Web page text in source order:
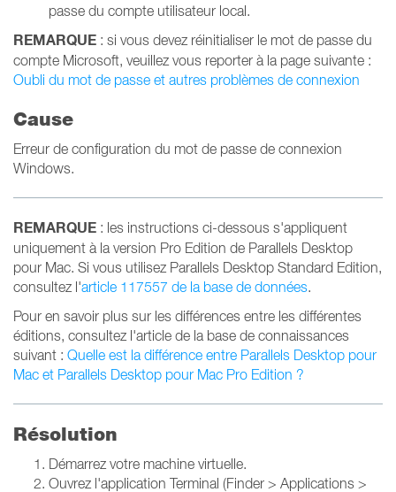
passe du compte utilisateur local.
REMARQUE : si vous devez réinitialiser le mot de passe du
compte Microsoft, veuillez vous reporter à la page suivante :
Oubli du mot de passe et autres problèmes de connexion
Cause
Erreur de configuration du mot de passe de connexion
Windows.
REMARQUE : les instructions ci-dessous s'appliquent
uniquement à la version Pro Edition de Parallels Desktop
pour Mac. Si vous utilisez Parallels Desktop Standard Edition,
consultez l'article 117557 de la base de données.
Pour en savoir plus sur les différences entre les différentes
éditions, consultez l'article de la base de connaissances
suivant : Quelle est la différence entre Parallels Desktop pour
Mac et Parallels Desktop pour Mac Pro Edition ?
Résolution
Démarrez votre machine virtuelle.
Ouvrez l'application Terminal (Finder > Applications >